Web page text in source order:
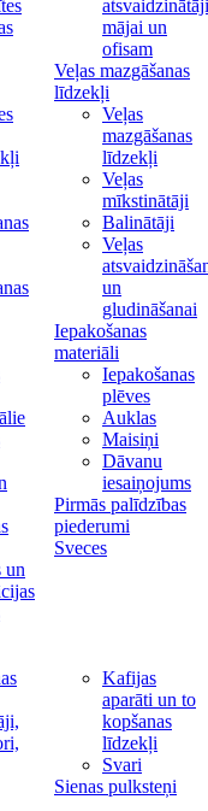
un
atsvaidzinātāji
mājai un
ofisam
Veļas mazgāšanas
līdzekļi
Veļas
mazgāšanas
līdzekļi
Veļas
mīkstinātāji
Balinātāji
Veļas
un
gludināšanai
Iepakošanas
materiāli
Iepakošanas
plēves
Auklas
Maisiņi
Dāvanu
iesaiņojums
Pirmās palīdzības
piederumi
Sveces
Kafijas
aparāti un to
kopšanas
līdzekļi
Svari
Sienas pulksteņi